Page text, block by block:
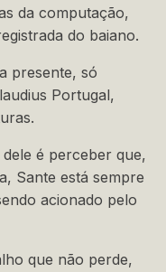
da computação,
do baiano.
presente, só
Portugal,
é perceber que,
Sante está sempre
acionado pelo
que não perde,